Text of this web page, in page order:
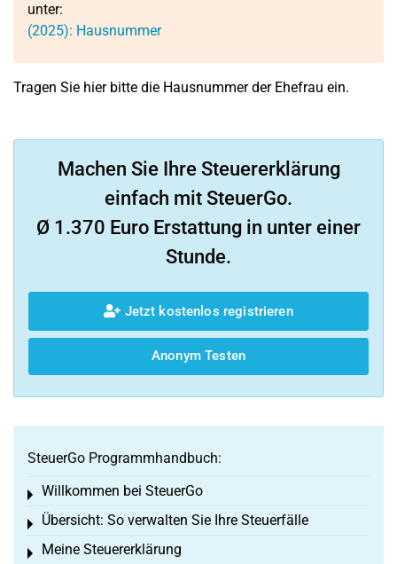
unter:
(2025): Hausnummer
Tragen Sie hier bitte die Hausnummer der Ehefrau ein.
Machen Sie Ihre Steuererklärung
einfach mit SteuerGo.
Ø 1.370 Euro Erstattung in unter einer
Stunde.
Jetzt kostenlos registrieren
Anonym Testen
SteuerGo Programmhandbuch:
Willkommen bei SteuerGo
Toggle menu
Übersicht: So verwalten Sie Ihre Steuerfälle
Toggle menu
Meine Steuererklärung
Toggle menu